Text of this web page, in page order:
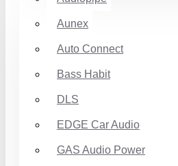
Aunex
Auto Connect
Bass Habit
DLS
EDGE Car Audio
GAS Audio Power